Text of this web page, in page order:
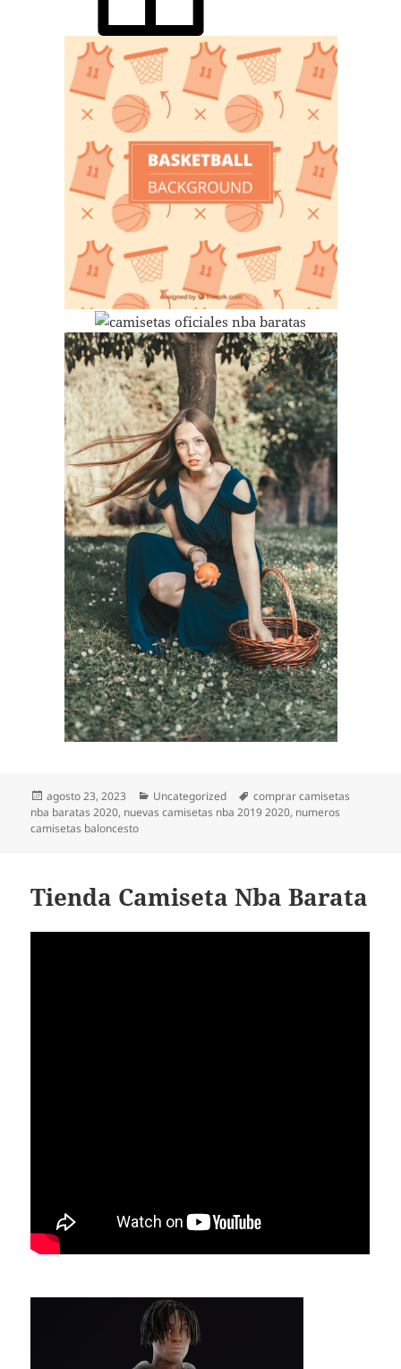
Publicado
el
agosto 23, 2023 Categorías
Uncategorized Etiquetas
comprar camisetas
nba baratas 2020, nuevas camisetas nba 2019 2020, numeros
camisetas baloncesto
Tienda Camiseta Nba Barata